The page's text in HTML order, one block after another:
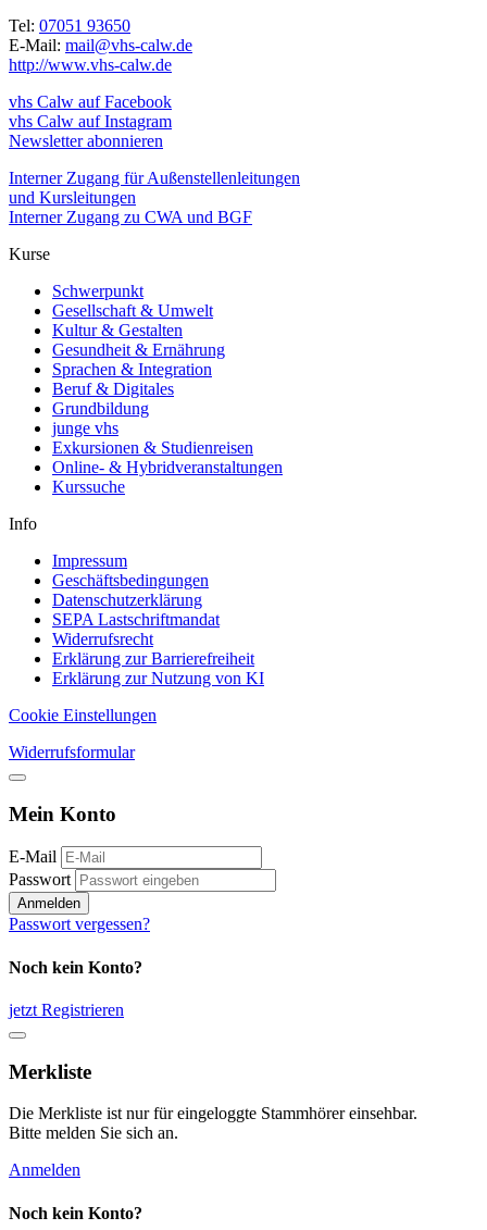
Tel: 07051 93650
E-Mail: mail@vhs-calw.de
http://www.vhs-calw.de
vhs Calw auf Facebook
vhs Calw auf Instagram
Newsletter abonnieren
Interner Zugang für Außenstellenleitungen
und Kursleitungen
Interner Zugang zu CWA und BGF
Kurse
Schwerpunkt
Gesellschaft & Umwelt
Kultur & Gestalten
Gesundheit & Ernährung
Sprachen & Integration
Beruf & Digitales
Grundbildung
junge vhs
Exkursionen & Studienreisen
Online- & Hybridveranstaltungen
Kurssuche
Info
Impressum
Geschäftsbedingungen
Datenschutzerklärung
SEPA Lastschriftmandat
Widerrufsrecht
Erklärung zur Barrierefreiheit
Erklärung zur Nutzung von KI
Cookie Einstellungen
Widerrufsformular
Mein Konto
E-Mail
Passwort
Anmelden
Passwort vergessen?
Noch kein Konto?
jetzt Registrieren
Merkliste
Die Merkliste ist nur für eingeloggte Stammhörer einsehbar.
Bitte melden Sie sich an.
Anmelden
Noch kein Konto?